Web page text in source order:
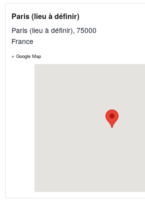
Paris (lieu à définir)
Paris (lieu à définir), 75000
France
+ Google Map